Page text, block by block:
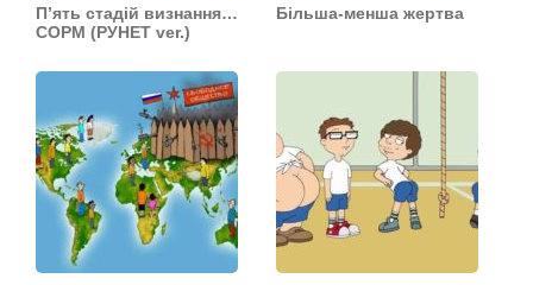
П’ять стадій визнання…
СОРМ (РУНЕТ ver.)
Більша-менша жертва